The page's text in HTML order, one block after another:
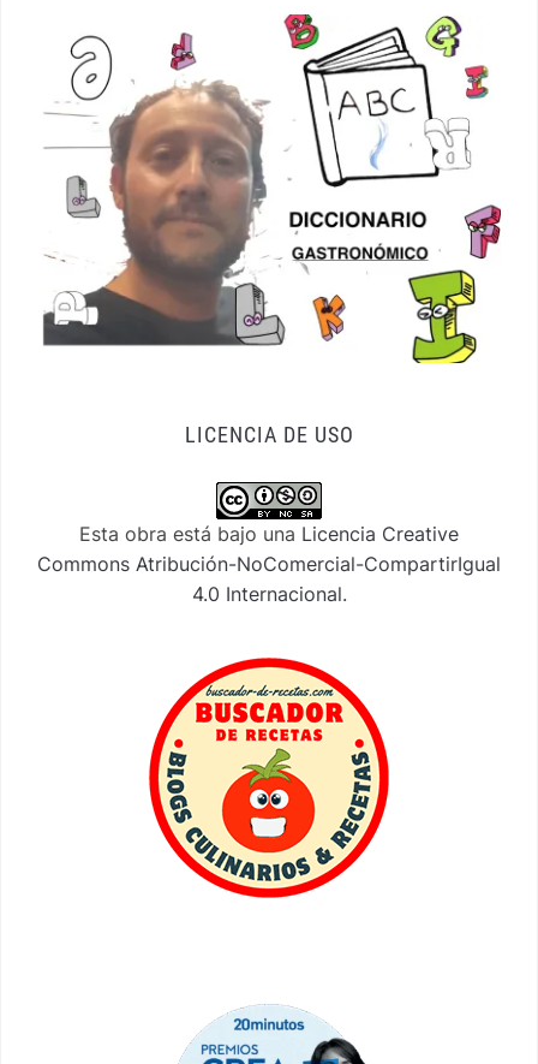
LICENCIA DE USO
Esta obra está bajo una Licencia Creative
Commons Atribución-NoComercial-CompartirIgual
4.0 Internacional.